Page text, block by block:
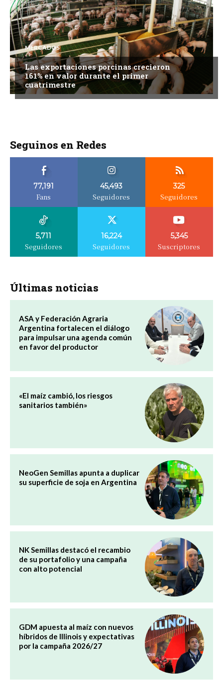
MERCADOS
Las exportaciones porcinas crecieron
161% en valor durante el primer
cuatrimestre
Seguinos en Redes
77,191
Fans
45,493
Seguidores
325
Seguidores
5,711
Seguidores
16,224
Seguidores
5,345
Suscriptores
Últimas noticias
ASA y Federación Agraria
Argentina fortalecen el diálogo
para impulsar una agenda común
en favor del productor
«El maíz cambió, los riesgos
sanitarios también»
NeoGen Semillas apunta a duplicar
su superficie de soja en Argentina
NK Semillas destacó el recambio
de su portafolio y una campaña
con alto potencial
GDM apuesta al maíz con nuevos
híbridos de Illinois y expectativas
por la campaña 2026/27